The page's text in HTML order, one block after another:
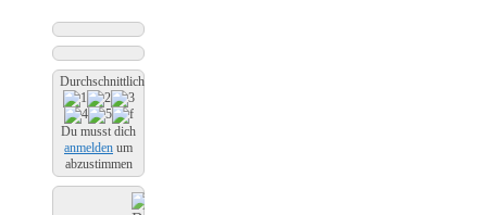
Durchschnittliche Bewertung
Du musst dich
anmelden um
abzustimmen